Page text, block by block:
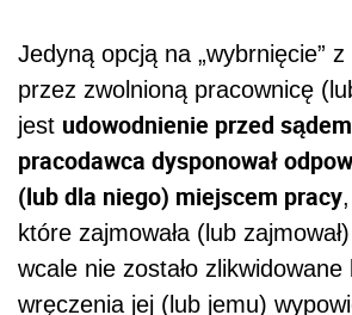
Jedyną opcją na „wybrnięcie”
przez zwolnioną pracownicę
jest udowodnienie przed
pracodawca dysponował
(lub dla niego) miejscem pracy
które zajmowała (lub
wcale nie zostało
wręczenia jej (lub jemu)